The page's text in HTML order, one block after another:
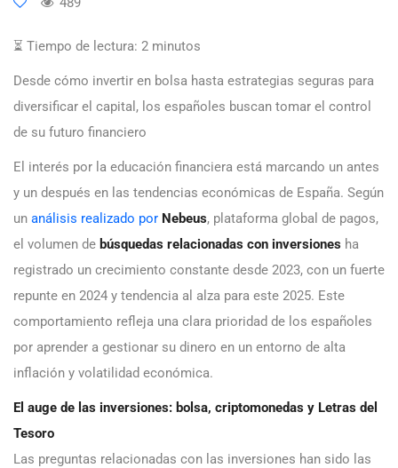
⏳ Tiempo de lectura: 2 minutos
Desde cómo invertir en bolsa hasta estrategias seguras para
diversificar el capital, los españoles buscan tomar el control
de su futuro financiero
El interés por la educación financiera está marcando un antes
y un después en las tendencias económicas de España. Según
un análisis realizado por Nebeus, plataforma global de pagos,
el volumen de búsquedas relacionadas con inversiones ha
registrado un crecimiento constante desde 2023, con un fuerte
repunte en 2024 y tendencia al alza para este 2025. Este
comportamiento refleja una clara prioridad de los españoles
por aprender a gestionar su dinero en un entorno de alta
inflación y volatilidad económica.
El auge de las inversiones: bolsa, criptomonedas y Letras del
Tesoro
Las preguntas relacionadas con las inversiones han sido las